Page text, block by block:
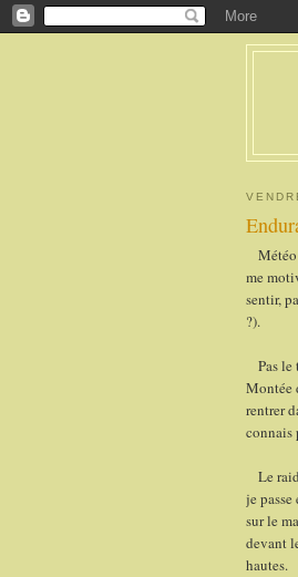
me
sentir,
?).
Pas le
Montée
rentrer
connais
Le
je
sur le
devant
hautes.